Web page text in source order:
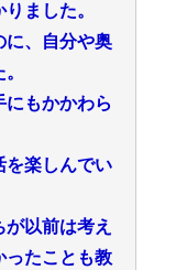
ました。
に、自分や奥
にもかかわら
を楽しんでい
以前は考え
ったことも教